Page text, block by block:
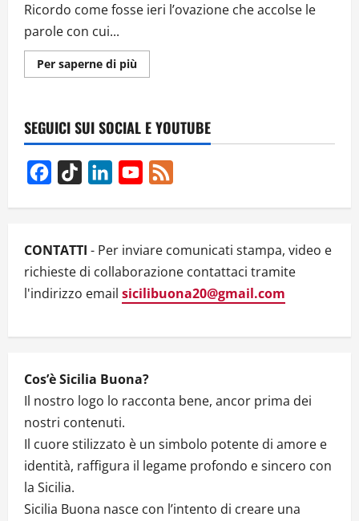
Ricordo come fosse ieri l’ovazione che accolse le
parole con cui...
Per saperne di piùUlteriori
informazioni
BRAND
CHIQUITA
PER
DEI
DIRITTI
UMANI
COLOMBIA
STORICA
SEGUICI SUI SOCIAL E YOUTUBE
Facebook
TikTok LinkedInYouTube
CONTATTI - Per inviare comunicati stampa, video e
richieste di collaborazione contattaci tramite
l'indirizzo email sicilibuona20@gmail.com
Cos’è Sicilia Buona?
Il nostro logo lo racconta bene, ancor prima dei
nostri contenuti.
Il cuore stilizzato è un simbolo potente di amore e
identità, raffigura il legame profondo e sincero con
la Sicilia.
Sicilia Buona nasce con l’intento di creare una